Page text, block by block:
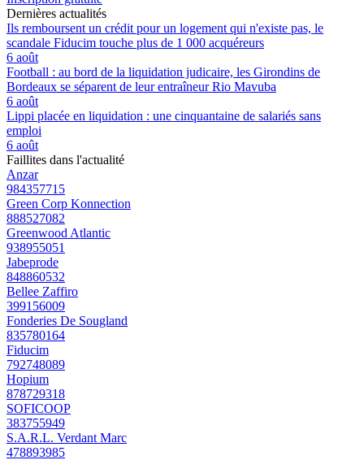
Dernières actualités
Ils remboursent un crédit pour un logement qui n'existe pas, le
scandale Fiducim touche plus de 1 000 acquéreurs
6 août
Football : au bord de la liquidation judicaire, les Girondins de
Bordeaux se séparent de leur entraîneur Rio Mavuba
6 août
Lippi placée en liquidation : une cinquantaine de salariés sans
emploi
6 août
Faillites dans l'actualité
Anzar
984357715
Green Corp Konnection
888527082
Greenwood Atlantic
938955051
Jabeprode
848860532
Bellee Zaffiro
399156009
Fonderies De Sougland
835780164
Fiducim
792748089
Hopium
878729318
SOFICOOP
383755949
S.A.R.L. Verdant Marc
478893985